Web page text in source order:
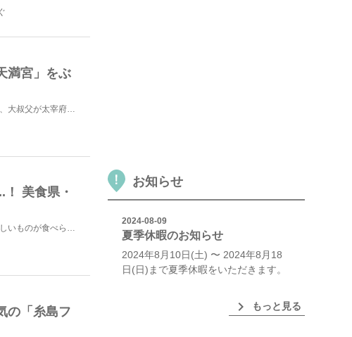
満宮」をぶ
美食県・
美味しいグルメが多い「福岡」は、行くたびに美味しいものが食べられてとても楽しい！そこで今回は、私が福...
の「糸島フ
お知らせ
2024-08-09
夏季休暇のお知らせ
2024年8月10日(土) 〜 2024年8月18
日(日)まで夏季休暇をいただきます。
chevron_right もっと見る